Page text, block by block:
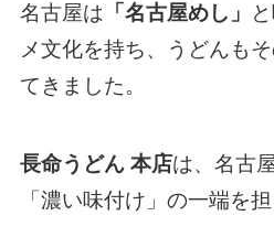
名古屋は 「名古屋めし」
メ文化を持ち、うどんも
てきました。
長命うどん 本店は、名古
「濃い味付け」の一端を